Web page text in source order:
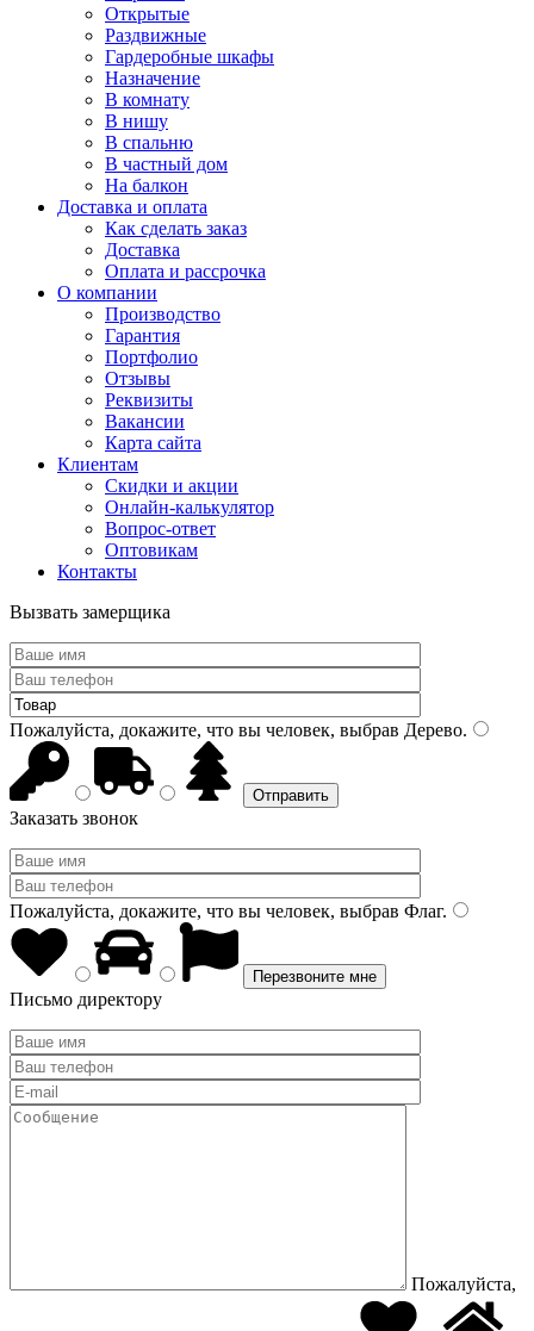
Открытые
Раздвижные
Гардеробные шкафы
Назначение
В комнату
В нишу
В спальню
В частный дом
На балкон
Доставка и оплата
Как сделать заказ
Доставка
Оплата и рассрочка
О компании
Производство
Гарантия
Портфолио
Отзывы
Реквизиты
Вакансии
Карта сайта
Клиентам
Скидки и акции
Онлайн-калькулятор
Вопрос-ответ
Оптовикам
Контакты
Вызвать замерщика
Пожалуйста, докажите, что вы человек, выбрав Дерево.
Заказать звонок
Пожалуйста, докажите, что вы человек, выбрав Флаг.
Письмо директору
Пожалуйста,